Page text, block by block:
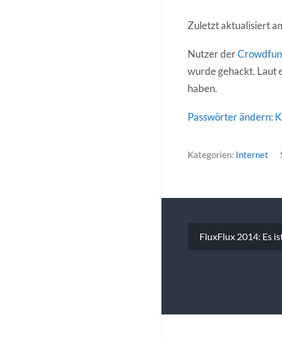
Zuletzt aktualisiert
Nutzer der
wurde gehackt. Laut
haben.
Passwörter ändern:
Kategorien: Internet
FluxFlux 2014: Es